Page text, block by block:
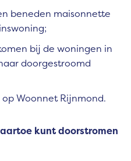
beneden maisonnette
bij de woningen in
doorgestroomd
Woonnet Rijnmond.
kunt doorstromen